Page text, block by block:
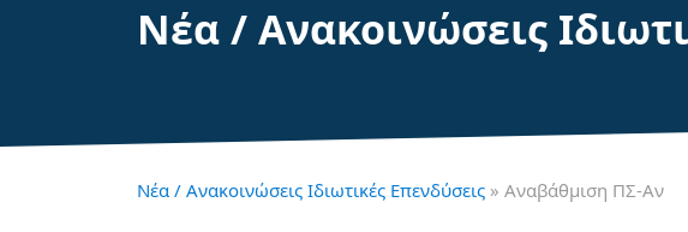
Νέα / Ανακοινώσεις
Νέα / Ανακοινώσεις Ιδιωτικές Επενδύσεις » Αναβάθμιση ΠΣ-Αν